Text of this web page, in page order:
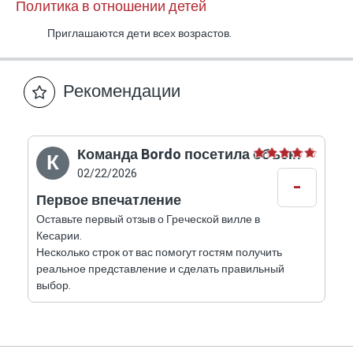
Политика в отношении детей
Приглашаются дети всех возрастов.
Рекомендации
К Команда Bordo посетила объект
02/22/2026
Первое впечатление
Оставьте первый отзыв о Греческой вилле в
Кесарии.
Несколько строк от вас помогут гостям получить
реальное представление и сделать правильный
выбор.
-